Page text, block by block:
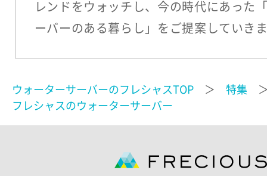
レンドをウォッチし、今の時代にあった
ーバーのある暮らし」をご提案していき
ウォーターサーバーのフレシャスTOP ＞ 特集
フレシャスのウォーターサーバー